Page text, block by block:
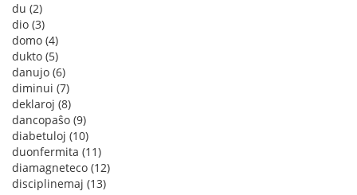
du (2)
dio (3)
domo (4)
dukto (5)
danujo (6)
diminui (7)
deklaroj (8)
dancopaŝo (9)
diabetuloj (10)
duonfermita (11)
diamagneteco (12)
disciplinemaj (13)